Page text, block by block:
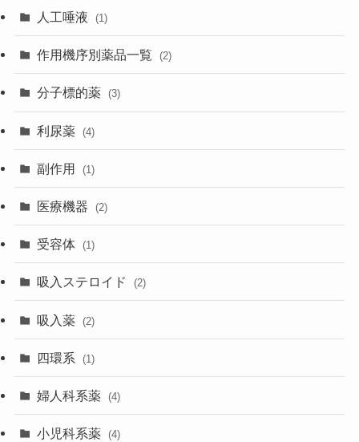
人工唾液 (1)
作用機序別薬品一覧 (2)
分子標的薬 (3)
利尿薬 (4)
副作用 (1)
医療機器 (2)
受容体 (1)
吸入ステロイド (2)
吸入薬 (2)
四環系 (1)
婦人科系薬 (4)
小児科系薬 (4)